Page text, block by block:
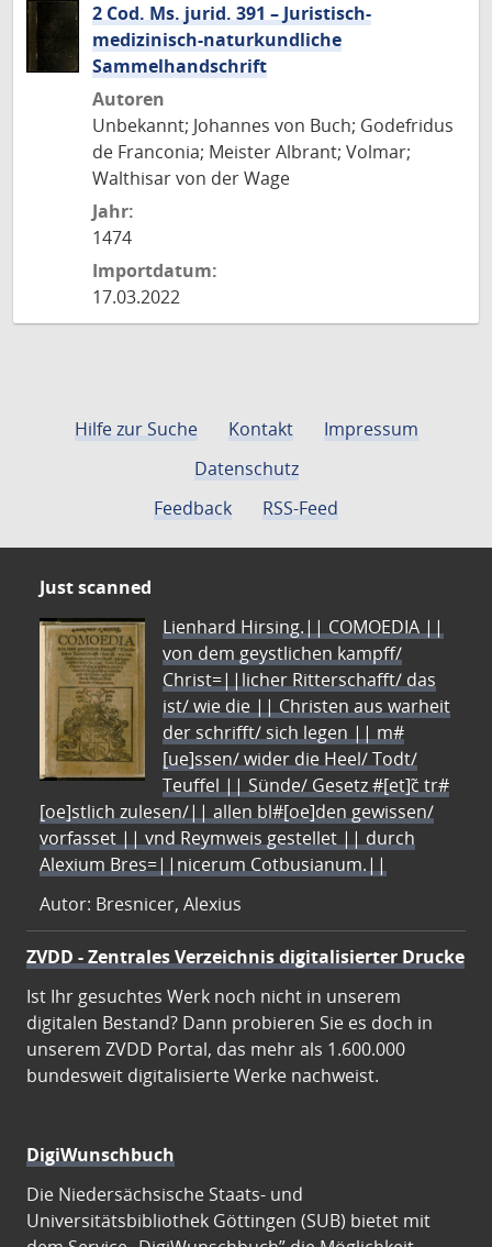
2 Cod. Ms. jurid. 391 – Juristisch-
medizinisch-naturkundliche
Sammelhandschrift
Autoren
Unbekannt; Johannes von Buch; Godefridus
de Franconia; Meister Albrant; Volmar;
Walthisar von der Wage
Jahr:
1474
Importdatum:
17.03.2022
Hilfe zur Suche Kontakt
Impressum
Datenschutz
Feedback
RSS-Feed
Just scanned
Lienhard Hirsing.|| COMOEDIA ||
von dem geystlichen kampff/
Christ=||licher Ritterschafft/ das
ist/ wie die || Christen aus warheit
der schrifft/ sich legen || m#
[ue]ssen/ wider die Heel/ Todt/
Teuffel || Sünde/ Gesetz #[et]c̃ tr#
[oe]stlich zulesen/|| allen bl#[oe]den gewissen/
vorfasset || vnd Reymweis gestellet || durch
Alexium Bres=||nicerum Cotbusianum.||
Autor: Bresnicer, Alexius
ZVDD - Zentrales Verzeichnis digitalisierter Drucke
Ist Ihr gesuchtes Werk noch nicht in unserem
digitalen Bestand? Dann probieren Sie es doch in
unserem ZVDD Portal, das mehr als 1.600.000
bundesweit digitalisierte Werke nachweist.
DigiWunschbuch
Die Niedersächsische Staats- und
Universitätsbibliothek Göttingen (SUB) bietet mit